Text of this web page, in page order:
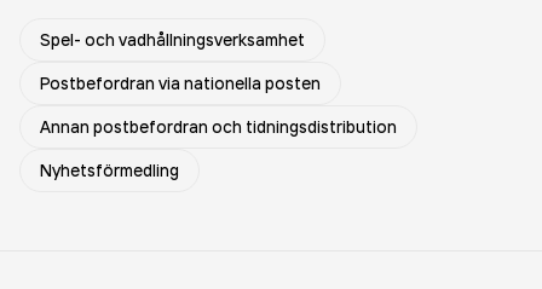
Spel- och vadhållningsverksamhet
Postbefordran via nationella posten
Annan postbefordran och tidningsdistribution
Nyhetsförmedling